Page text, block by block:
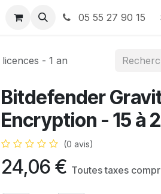
Bons plans 05 55 27 90 15
- 1 an
Bitdefender
Encryption - 15 à
(0 avis)
24,06 € Toutes taxes